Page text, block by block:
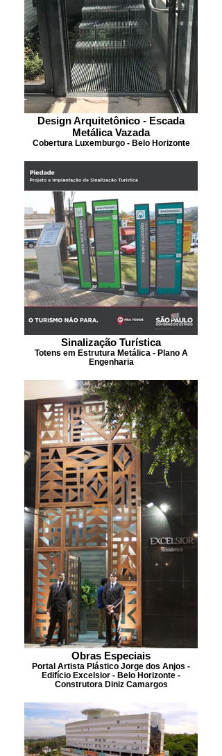
Design Arquitetônico - Escada
Metálica Vazada
Cobertura Luxemburgo - Belo Horizonte
Sinalização Turística
Totens em Estrutura Metálica - Plano A
Engenharia
Obras Especiais
Portal Artista Plástico Jorge dos Anjos -
Edifício Excelsior - Belo Horizonte -
Construtora Diniz Camargos